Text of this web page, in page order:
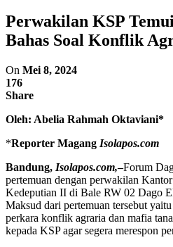
Perwakilan KSP
Bahas Soal Konflik
On Mei 8, 2024
176
Share
Oleh: Abelia Rahmah Oktaviani*
*Reporter Magang Isolapos.com
Bandung, Isolapos.com,–Forum
pertemuan dengan perwakilan
Kedeputian II di Bale RW 02 Dago
Maksud dari pertemuan tersebut
perkara konflik agraria dan mafia
kepada KSP agar segera merespon